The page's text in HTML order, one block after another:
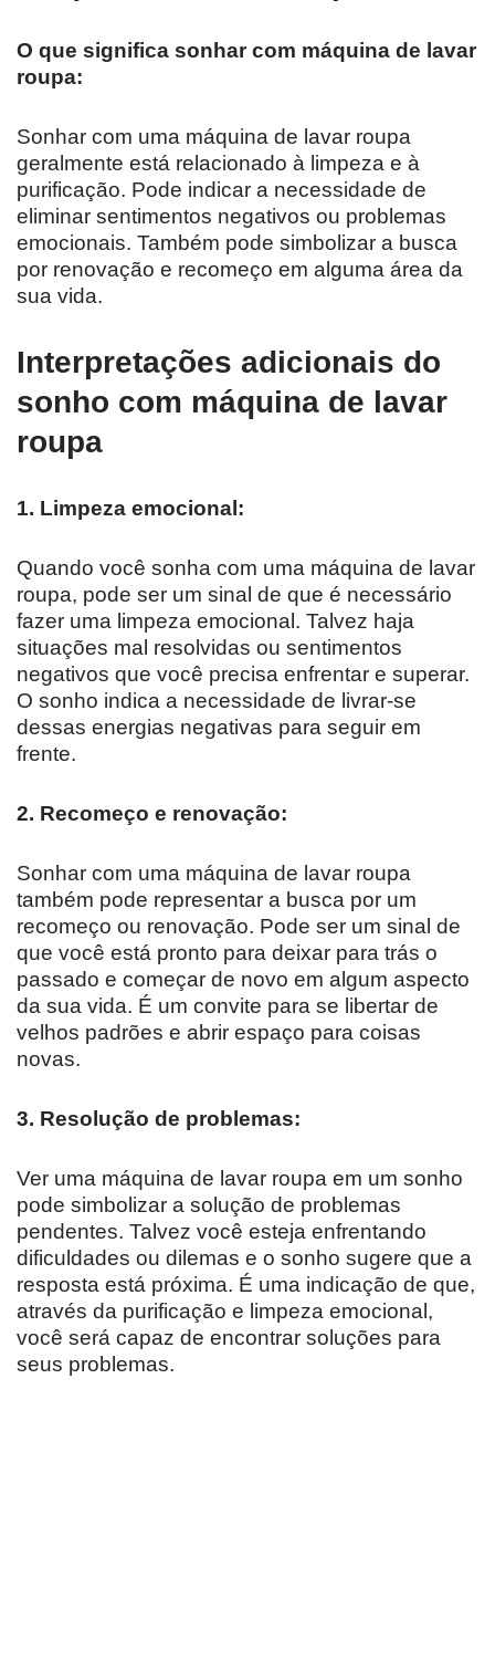
O que significa sonhar com máquina de lavar
roupa:
Sonhar com uma máquina de lavar roupa
geralmente está relacionado à limpeza e à
purificação. Pode indicar a necessidade de
eliminar sentimentos negativos ou problemas
emocionais. Também pode simbolizar a busca
por renovação e recomeço em alguma área da
sua vida.
Interpretações adicionais do
sonho com máquina de lavar
roupa
1. Limpeza emocional:
Quando você sonha com uma máquina de lavar
roupa, pode ser um sinal de que é necessário
fazer uma limpeza emocional. Talvez haja
situações mal resolvidas ou sentimentos
negativos que você precisa enfrentar e superar.
O sonho indica a necessidade de livrar-se
dessas energias negativas para seguir em
frente.
2. Recomeço e renovação:
Sonhar com uma máquina de lavar roupa
também pode representar a busca por um
recomeço ou renovação. Pode ser um sinal de
que você está pronto para deixar para trás o
passado e começar de novo em algum aspecto
da sua vida. É um convite para se libertar de
velhos padrões e abrir espaço para coisas
novas.
3. Resolução de problemas:
Ver uma máquina de lavar roupa em um sonho
pode simbolizar a solução de problemas
pendentes. Talvez você esteja enfrentando
dificuldades ou dilemas e o sonho sugere que a
resposta está próxima. É uma indicação de que,
através da purificação e limpeza emocional,
você será capaz de encontrar soluções para
seus problemas.